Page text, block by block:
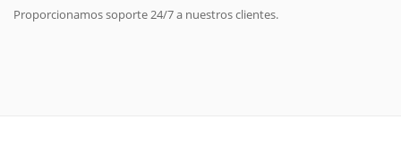
Proporcionamos soporte 24/7 a nuestros clientes.